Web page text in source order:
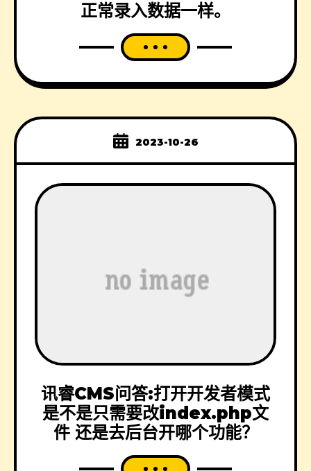
正常录入数据一样。
2023-10-26
讯睿CMS问答:打开开发者模式
是不是只需要改index.php文
件 还是去后台开哪个功能？